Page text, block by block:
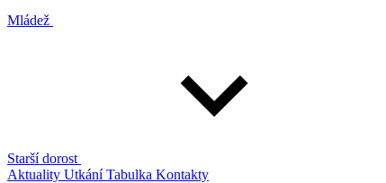
Mládež
Starší dorost
Aktuality UtkáníTabulka Kontakty